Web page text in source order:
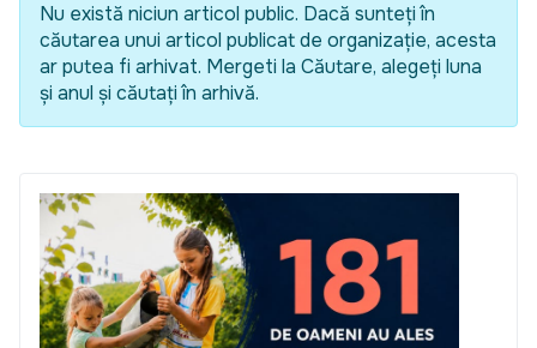
Nu există niciun articol public. Dacă sunteți în
căutarea unui articol publicat de organizație, acesta
ar putea fi arhivat. Mergeti la Căutare, alegeți luna
și anul și căutați în arhivă.